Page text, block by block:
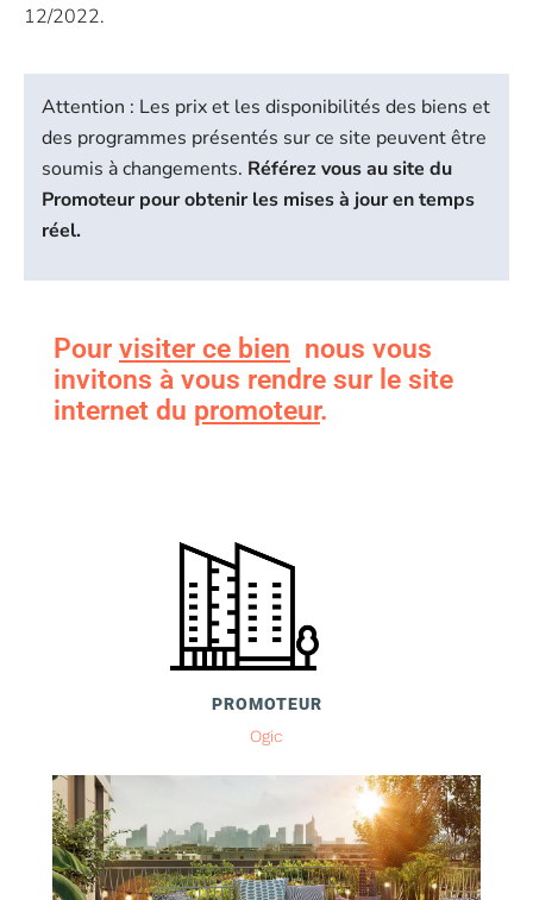
12/2022.
Attention : Les prix et les disponibilités des biens et
des programmes présentés sur ce site peuvent être
soumis à changements. Référez vous au site du
Promoteur pour obtenir les mises à jour en temps
réel.
Pour visiter ce bien nous vous
invitons à vous rendre sur le site
internet du promoteur.
PROMOTEUR
Ogic